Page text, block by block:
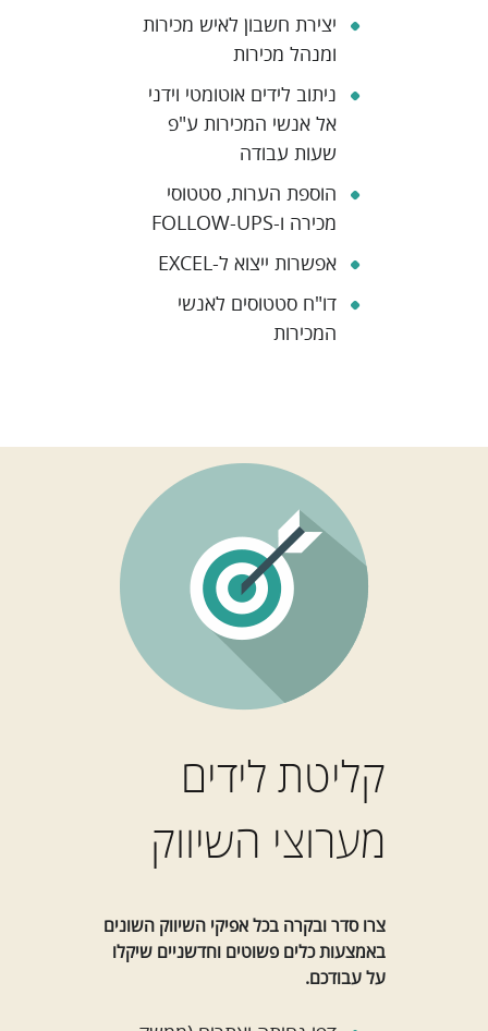
יצירת חשבון לאיש מכירות
ומנהל מכירות
ניתוב לידים אוטומטי וידני
אל אנשי המכירות ע"פ
שעות עבודה
הוספת הערות, סטטוסי
מכירה ו-FOLLOW-UPS
אפשרות ייצוא ל-EXCEL
דו"ח סטטוסים לאנשי
המכירות
קליטת לידים
מערוצי השיווק
צרו סדר ובקרה בכל אפיקי השיווק השונים
באמצעות כלים פשוטים וחדשניים שיקלו
על עבודכם.